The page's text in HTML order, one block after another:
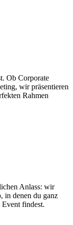
Ob Corporate
wir präsentieren
Rahmen
Anlass: wir
in denen du ganz
Event findest.